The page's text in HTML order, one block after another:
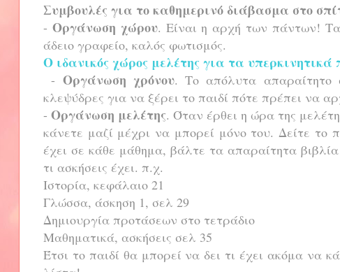
Συμβουλές για το καθημερινό διάβασμα στο
- Οργάνωση χώρου. Είναι η αρχή των πάντων!
άδειο γραφείο, καλός φωτισμός.
Ο ιδανικός χώρος μελέτης για τα υπερκινητικά
- Οργάνωση χρόνου. Το απόλυτα απαραίτητο
κλεψύδρες για να ξέρει το παιδί πότε πρέπει να
-Οργάνωση μελέτης. Όταν έρθει η ώρα της
κάνετε μαζί μέχρι να μπορεί μόνο του. Δείτε το
έχει σε κάθε μάθημα, βάλτε τα απαραίτητα
τι ασκήσεις έχει. π.χ.
Ιστορία, κεφάλαιο 21
Γλώσσα, άσκηση 1, σελ 29
Δημιουργία προτάσεων στο τετράδιο
Μαθηματικά, ασκήσεις σελ 35
Έτσι το παιδί θα μπορεί να δει τι έχει ακόμα να